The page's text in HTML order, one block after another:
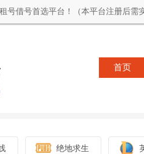
号借号首选平台！（本平台注册后需
首页
绝地求生